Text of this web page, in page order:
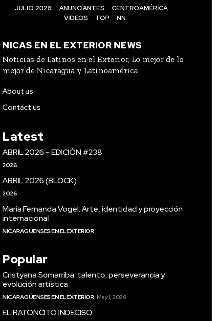
JULIO 2026 ANUNCIANTES
CENTROAMÉRICA
VIDEOS
TOP NN
NICAS EN EL EXTERIOR NEWS
Noticias de Latinos en el Exterior, Lo mejor de lo
mejor de Nicaragua y Latinoamérica
About us
Contact us
Latest
ABRIL 2026 – EDICIÓN #238
2026
ABRIL 2026 (BLOCK)
2026
María Fernanda Vogel: Arte, identidad y proyección
internacional
NICARAGÜENSES EN EL EXTERIOR
Popular
Cristyana Somarriba: talento, perseverancia y
evolución artística
NICARAGÜENSES EN EL EXTERIOR May 1, 2026
EL RATONCITO INDECISO